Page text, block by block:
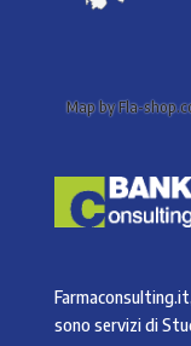
Map by Fla-
sono servizi di